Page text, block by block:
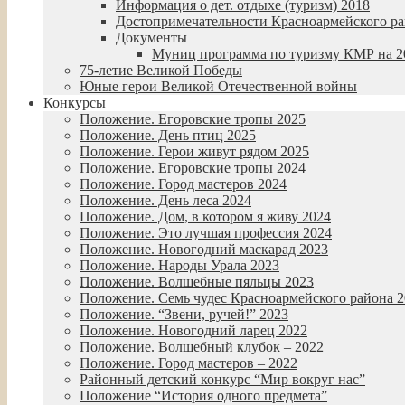
Информация о дет. отдыхе (туризм) 2018
Достопримечательности Красноармейского
Документы
Муниц программа по туризму КМР на
75-летие Великой Победы
Юные герои Великой Отечественной войны
Конкурсы
Положение. Егоровские тропы 2025
Положение. День птиц 2025
Положение. Герои живут рядом 2025
Положение. Егоровские тропы 2024
Положение. Город мастеров 2024
Положение. День леса 2024
Положение. Дом, в котором я живу 2024
Положение. Это лучшая профессия 2024
Положение. Новогодний маскарад 2023
Положение. Народы Урала 2023
Положение. Волшебные пяльцы 2023
Положение. Семь чудес Красноармейского района
Положение. “Звени, ручей!” 2023
Положение. Новогодний ларец 2022
Положение. Волшебный клубок – 2022
Положение. Город мастеров – 2022
Районный детский конкурс “Мир вокруг нас”
Положение “История одного предмета”